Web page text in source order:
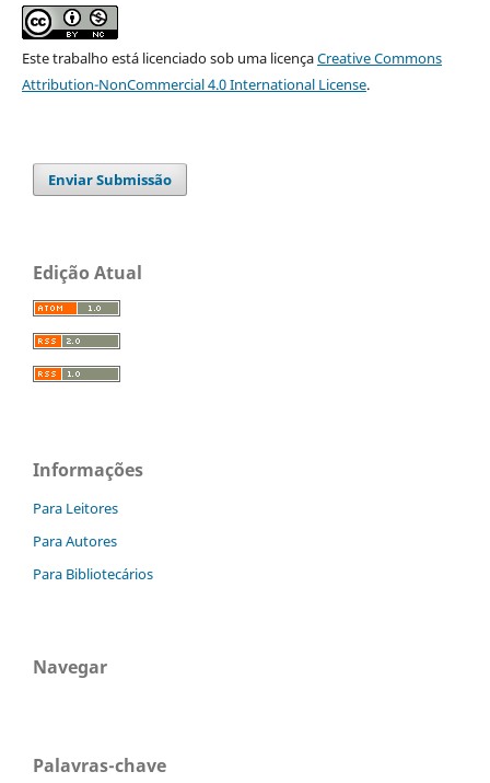
Este trabalho está licenciado sob uma licençaCreative Commons
Attribution-NonCommercial 4.0 International License.
Enviar Submissão
Edição Atual
Informações
Para Leitores
Para Autores
Para Bibliotecários
Navegar
Palavras-chave